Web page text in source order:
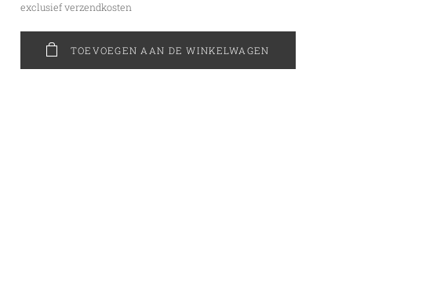
exclusief verzendkosten
TOEVOEGEN AAN DE WINKELWAGEN